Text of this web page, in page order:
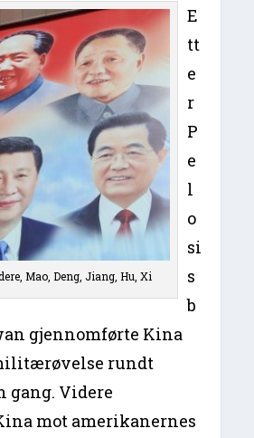
Mao, Deng, Jiang, Hu, Xi
E
tt
e
r
P
e
l
o
si
s
b
gjennomførte Kina
rundt
gang. Videre
mot amerikanernes